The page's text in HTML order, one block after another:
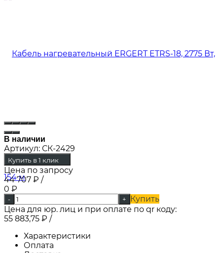
В наличии
Артикул: СК-2429
Купить в 1 клик
Цена по запросу
44 707 ₽ /
0 ₽
- +
Купить
Цена для юр. лиц и при оплате по qr коду:
55 883,75 ₽ /
Характеристики
Оплата